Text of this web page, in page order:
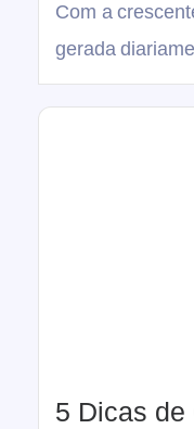
Com a
gerada
5 Dicas de